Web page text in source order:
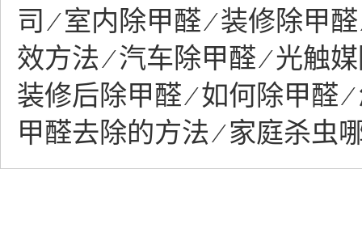
司 ∕ 室内除甲醛 ∕ 装修除甲
效方法 ∕ 汽车除甲醛 ∕ 光触
装修后除甲醛 ∕ 如何除甲醛
甲醛去除的方法 ∕ 家庭杀虫